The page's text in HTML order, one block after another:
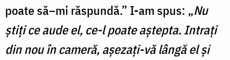
poate să–mi răspundă.” I-am spus: „Nu
ştiţi ce aude el, ce-l poate aştepta. Intraţi
din nou în cameră, aşezaţi-vă lângă el şi